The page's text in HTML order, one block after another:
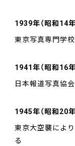
1939年（昭和14年
東京写真専門学
1941年（昭和16年
日本報道写真協
1945年（昭和20年
東京大空襲によ
る